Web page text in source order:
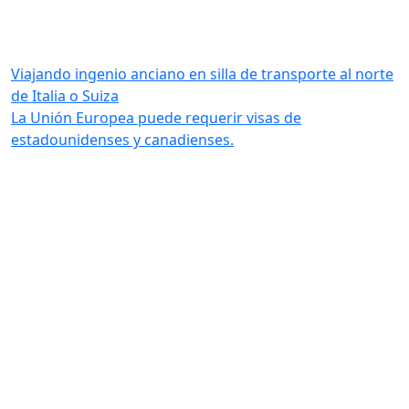
Viajando ingenio anciano en silla de transporte al norte
de Italia o Suiza
La Unión Europea puede requerir visas de
estadounidenses y canadienses.